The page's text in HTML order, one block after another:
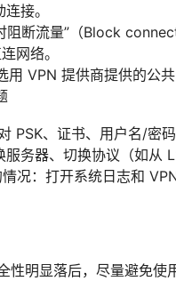
接。
阻断流量”（Block
网络。
用 VPN 提供商提供的公
PSK、证书、用户名/密
务器、切换协议（如从
情况：打开系统日志和
性明显落后，尽量避免使